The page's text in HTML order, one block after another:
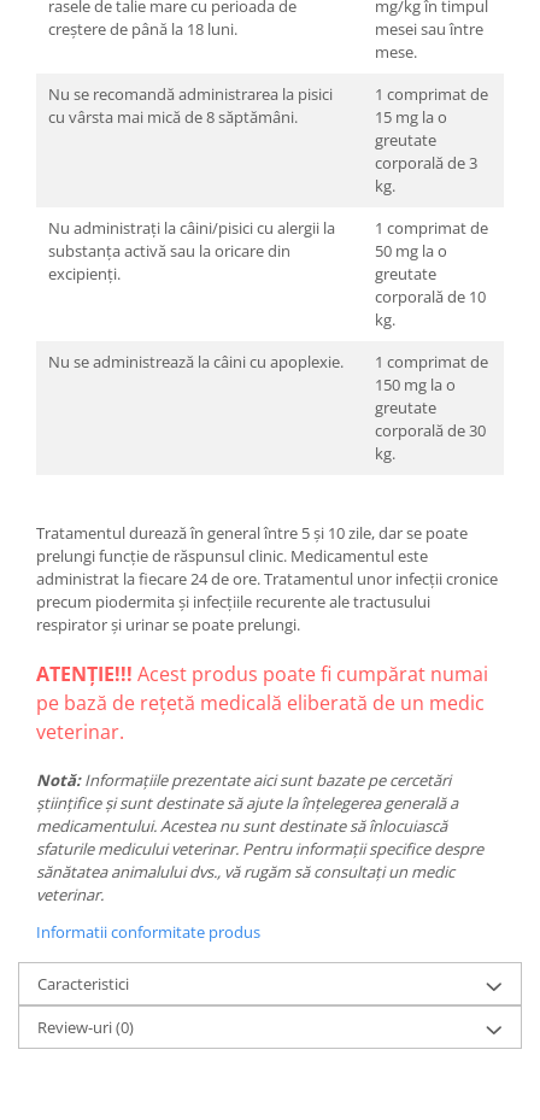
rasele de talie mare cu perioada de
creștere de până la 18 luni.
mg/kg în timpul
mesei sau între
mese.
Nu se recomandă administrarea la pisici
cu vârsta mai mică de 8 săptămâni.
1 comprimat de
15 mg la o
greutate
corporală de 3
kg.
Nu administrați la câini/pisici cu alergii la
substanța activă sau la oricare din
excipienți.
1 comprimat de
50 mg la o
greutate
corporală de 10
kg.
Nu se administrează la câini cu apoplexie.
1 comprimat de
150 mg la o
greutate
corporală de 30
kg.
Tratamentul durează în general între 5 și 10 zile, dar se poate
prelungi funcție de răspunsul clinic. Medicamentul este
administrat la fiecare 24 de ore. Tratamentul unor infecții cronice
precum piodermita și infecțiile recurente ale tractusului
respirator și urinar se poate prelungi.
ATENȚIE!!! Acest produs poate fi cumpărat numai
pe bază de rețetă medicală eliberată de un medic
veterinar.
Notă:Informațiile prezentate aici sunt bazate pe cercetări
științifice și sunt destinate să ajute la înțelegerea generală a
medicamentului. Acestea nu sunt destinate să înlocuiască
sfaturile medicului veterinar. Pentru informații specifice despre
sănătatea animalului dvs., vă rugăm să consultați un medic
veterinar.
Informatii conformitate produs
Caracteristici
Review-uri(0)